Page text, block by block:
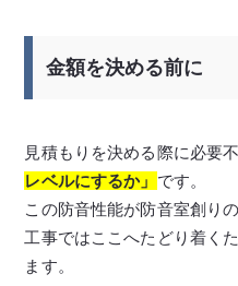
金額を決める前に
見積もりを決める際に必要
レベルにするか 」 です。
この防音性能が防音室創り
工事ではここへたどり着く
ます。